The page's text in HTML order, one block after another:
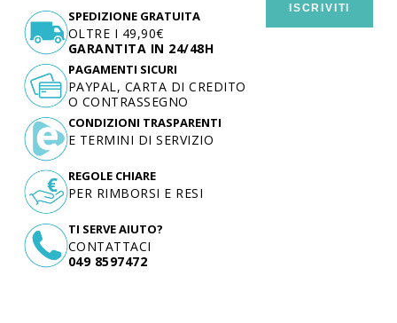
ISCRIVITI
SPEDIZIONE GRATUITA
OLTRE I 49,90€
GARANTITA IN 24/48H
TI SERVE AIUTO?
CONTATTACI
049 8597472
PAGAMENTI SICURI
PAYPAL, CARTA DI CREDITO
O CONTRASSEGNO
CONDIZIONI TRASPARENTI
E TERMINI DI SERVIZIO
REGOLE CHIARE
PER RIMBORSI E RESI